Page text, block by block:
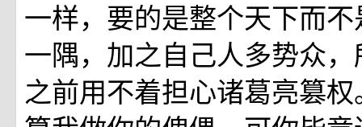
一样，要的是整个天下而
一隅，加之自己人多势众
之前用不着担心诸葛亮篡